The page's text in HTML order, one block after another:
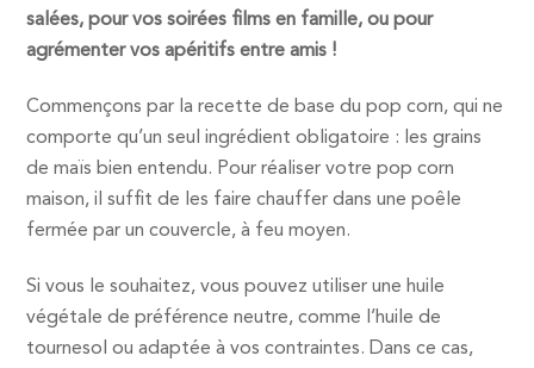
salées, pour vos soirées films en famille, ou pour
agrémenter vos apéritifs entre amis !
Commençons par la recette de base du pop corn, qui ne
comporte qu’un seul ingrédient obligatoire : les grains
de maïs bien entendu. Pour réaliser votre pop corn
maison, il suffit de les faire chauffer dans une poêle
fermée par un couvercle, à feu moyen.
Si vous le souhaitez, vous pouvez utiliser une huile
végétale de préférence neutre, comme l’huile de
tournesol ou adaptée à vos contraintes. Dans ce cas,